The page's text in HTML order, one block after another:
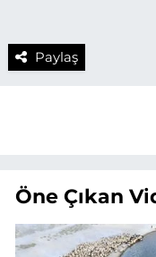
Paylaş
Öne Çıkan